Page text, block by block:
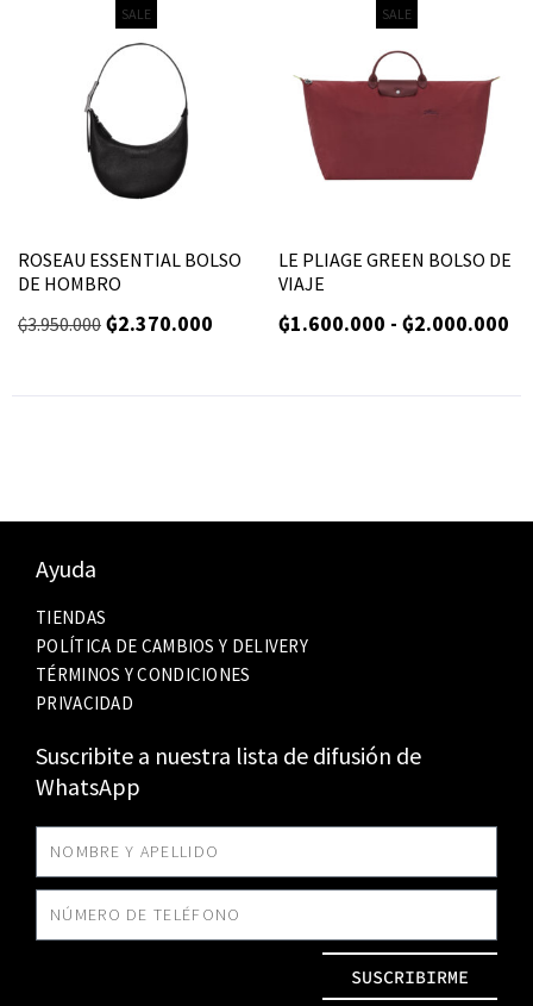
SALE
ROSEAU ESSENTIAL BOLSO
DE HOMBRO
₲3.950.000 ₲2.370.000
SALE
LE PLIAGE GREEN BOLSO DE
VIAJE
₲1.600.000 - ₲2.000.000
Ayuda
TIENDAS
POLÍTICA DE CAMBIOS Y DELIVERY
TÉRMINOS Y CONDICIONES
PRIVACIDAD
Suscribite a nuestra lista de difusión de
WhatsApp
SUSCRIBIRME